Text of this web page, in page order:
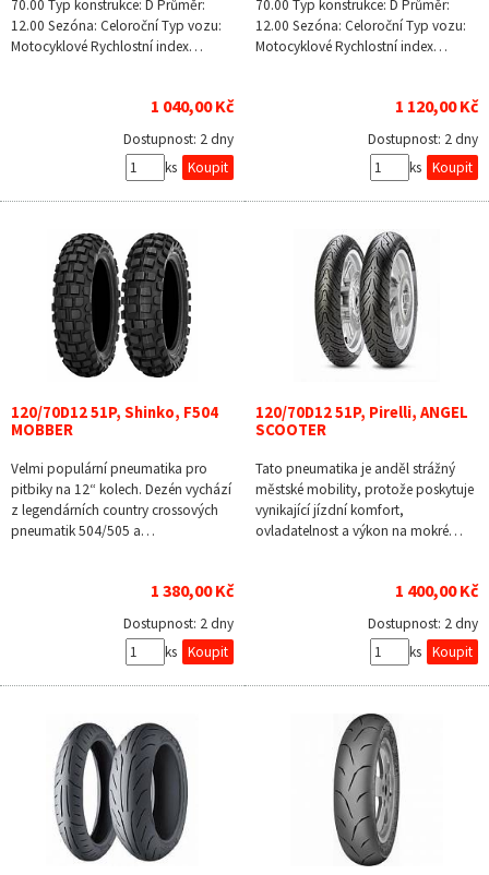
70.00 Typ konstrukce: D Průměr:
12.00 Sezóna: Celoroční Typ vozu:
Motocyklové Rychlostní index…
1 040,00 Kč
Dostupnost: 2 dny
ks
70.00 Typ konstrukce: D Průměr:
12.00 Sezóna: Celoroční Typ vozu:
Motocyklové Rychlostní index…
1 120,00 Kč
Dostupnost: 2 dny
ks
120/70D12 51P, Shinko, F504
MOBBER
Velmi populární pneumatika pro
pitbiky na 12“ kolech. Dezén vychází
z legendárních country crossových
pneumatik 504/505 a…
1 380,00 Kč
Dostupnost: 2 dny
ks
120/70D12 51P, Pirelli, ANGEL
SCOOTER
Tato pneumatika je anděl strážný
městské mobility, protože poskytuje
vynikající jízdní komfort,
ovladatelnost a výkon na mokré…
1 400,00 Kč
Dostupnost: 2 dny
ks